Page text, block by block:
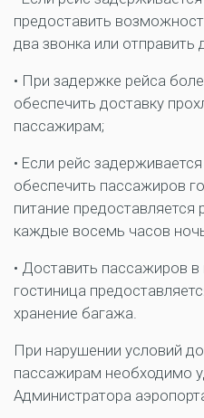
предоставить
два звонка или
• При задержке рейса
обеспечить доставку
пассажирам;
• Если рейс
обеспечить пассажиров
питание
каждые восемь часов
• Доставить пассажиров
гостиница
хранение багажа.
При нарушении условий
пассажирам необходимо
Администратора